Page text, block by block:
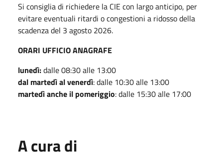
Si consiglia di richiedere la CIE con largo anticipo, per
evitare eventuali ritardi o congestioni a ridosso della
scadenza del 3 agosto 2026.
ORARI UFFICIO ANAGRAFE
lunedì:dalle 08:30 alle 13:00
dal martedì al venerdì: dalle 10:30 alle 13:00
martedì anche il pomeriggio: dalle 15:30 alle 17:00
A cura di